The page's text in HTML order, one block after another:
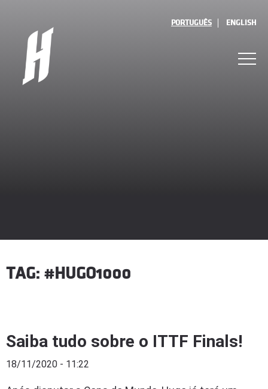
PORTUGUÊS ENGLISH
TAG: #HUGO1000
Saiba tudo sobre o ITTF Finals!
18/11/2020 - 11:22